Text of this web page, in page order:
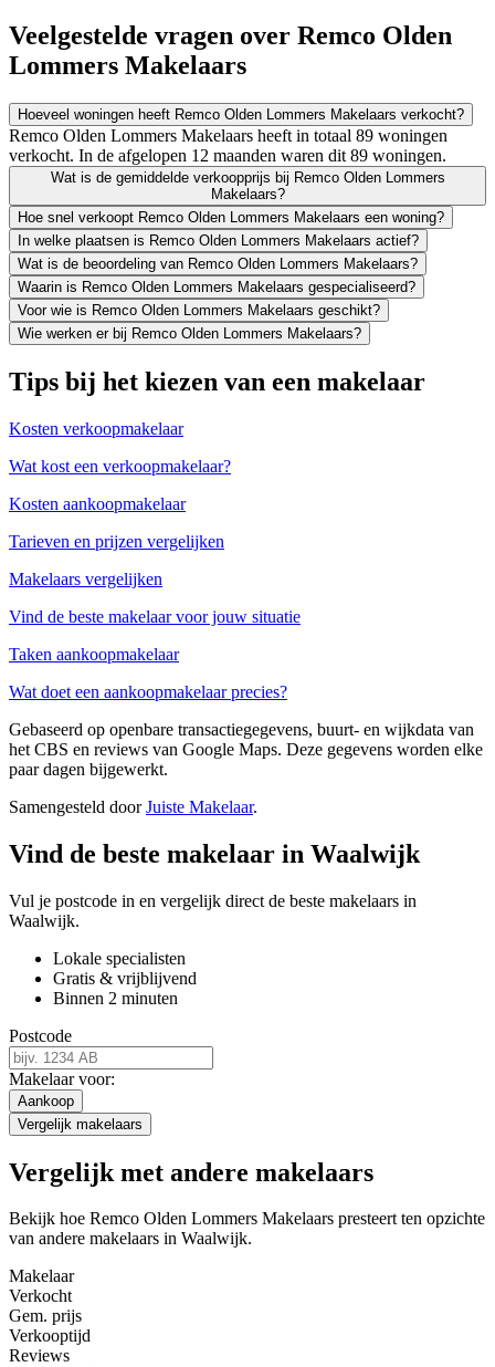
Veelgestelde vragen over Remco Olden
Lommers Makelaars
Hoeveel woningen heeft Remco Olden Lommers Makelaars verkocht?
Remco Olden Lommers Makelaars heeft in totaal 89 woningen
verkocht. In de afgelopen 12 maanden waren dit 89 woningen.
Wat is de gemiddelde verkoopprijs bij Remco Olden Lommers
Makelaars?
Hoe snel verkoopt Remco Olden Lommers Makelaars een woning?
In welke plaatsen is Remco Olden Lommers Makelaars actief?
Wat is de beoordeling van Remco Olden Lommers Makelaars?
Waarin is Remco Olden Lommers Makelaars gespecialiseerd?
Voor wie is Remco Olden Lommers Makelaars geschikt?
Wie werken er bij Remco Olden Lommers Makelaars?
Tips bij het kiezen van een makelaar
Kosten verkoopmakelaar
Wat kost een verkoopmakelaar?
Kosten aankoopmakelaar
Tarieven en prijzen vergelijken
Makelaars vergelijken
Vind de beste makelaar voor jouw situatie
Taken aankoopmakelaar
Wat doet een aankoopmakelaar precies?
Gebaseerd op openbare transactiegegevens, buurt- en wijkdata van
het CBS en reviews van Google Maps. Deze gegevens worden elke
paar dagen bijgewerkt.
Samengesteld doorJuiste Makelaar.
Vind de beste makelaar in Waalwijk
Vul je postcode in en vergelijk direct de beste makelaars in
Waalwijk.
Lokale specialisten
Gratis & vrijblijvend
Binnen 2 minuten
Postcode
Makelaar voor:
Aankoop
Vergelijk makelaars
Vergelijk met andere makelaars
Bekijk hoe Remco Olden Lommers Makelaars presteert ten opzichte
van andere makelaars in Waalwijk.
Makelaar
Verkocht
Gem. prijs
Verkooptijd
Reviews